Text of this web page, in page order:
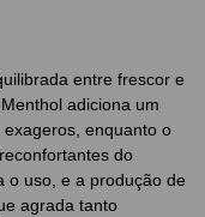
entre frescor e
adiciona um
enquanto o
do
o uso, e a produção de
agrada tanto